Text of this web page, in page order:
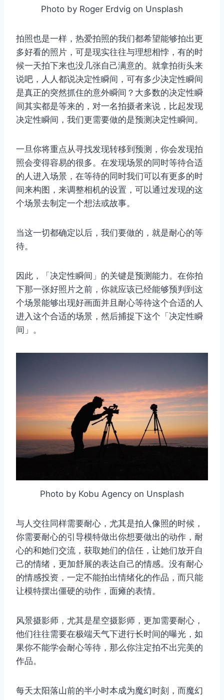
Photo by Roger Erdvig on Unsplash
拍照也是一样，热爱拍照的我们都希望能够拍出更
多好看的照片，可是现实往往与理想相悖，有的时
候一天拍下来也没几张自己满意的。就拿拍街头来
说吧，人人都说决定性瞬间，可有多少决定性瞬间
是真正的突然抓住的意外瞬间？大多数的决定性瞬
间其实都是等来的，对一名拍摄者来说，比起发现
决定性瞬间，我们更需要做的是预测决定性瞬间。
一旦你将重点从寻找发现转移到预测，你会发现拍
照会变得容易的很多。在发现场景的同时等待合适
的人进入场景，在等待的同时我们可以有更多的时
间来构图，来调整相机的设置，可以通过发现的这
个场景去制定一个想法或故事。
当这一切都确定以后，我们要做的，就是耐心的等
待。
因此，「决定性瞬间」的关键是预测能力。在你拍
下那一张好照片之前，你就应该已经能够预判到这
个场景能够出现好画面并且耐心等待这个合适的人
进入这个合适的场景，然后捕捉下这个「决定性瞬
间」。
Photo by Kobu Agency on Unsplash
与人交往同样需要耐心，尤其是拍人像照的时候，
你需要耐心的引导模特做出你想要做出的动作，耐
心的和她们交流，获取她们的信任，让她们放开自
己的情绪，更加舒展的表达自己的情感。没有耐心
的情感投资，一定不能拍出情绪化的作品，而只能
让模特摆出僵硬的动作，面瘫的表情。
风景摄影师，尤其是星空摄影师，更加需要耐心，
他们往往需要在极端天气下进行长时间的曝光，如
果你不能学会耐心等待，那么你注定拍不出完美的
作品。
每天太阳落山前的半小时本成为魔幻时刻，而魔幻